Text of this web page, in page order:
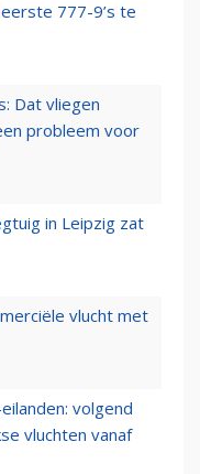
777-9’s te
Dat vliegen
probleem voor
in Leipzig zat
vlucht met
volgend
vluchten vanaf